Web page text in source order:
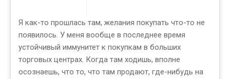
Я как-то прошлась там, желания покупать что-то не
появилось. У меня вообще в последнее время
устойчивый иммунитет к покупкам в больших
торговых центрах. Когда там ходишь, вполне
осознаешь, что то, что там продают, где-нибудь на